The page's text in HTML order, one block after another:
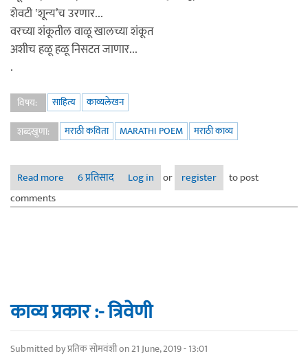
शेवटी ‛शून्य’च उरणार...
वरच्या शंकूतील वाळू खालच्या शंकूत
अशीच हळू हळू निसटत जाणार...
.
विषय: साहित्य
काव्यलेखन
शब्दखुणा:
मराठी कविता MARATHI POEM मराठी काव्य
Read more about काळ अनंत आहे
6 प्रतिसाद Log in or register
to post
comments
काव्य प्रकार :- त्रिवेणी
Submitted byप्रतिक सोमवंशीon 21 June, 2019 - 13:01